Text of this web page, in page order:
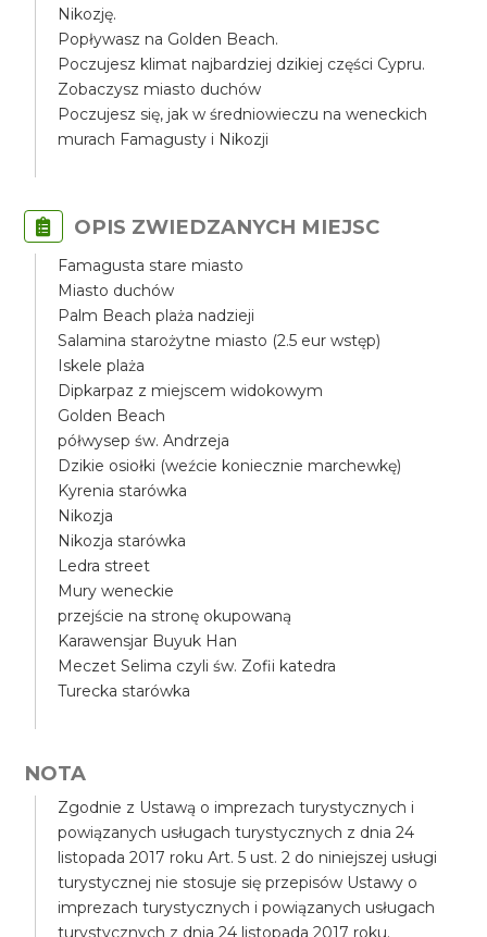
Nikozję.
Popływasz na Golden Beach.
Poczujesz klimat najbardziej dzikiej części Cypru.
Zobaczysz miasto duchów
Poczujesz się, jak w średniowieczu na weneckich
murach Famagusty i Nikozji
OPIS ZWIEDZANYCH MIEJSC
Famagusta stare miasto
Miasto duchów
Palm Beach plaża nadzieji
Salamina starożytne miasto (2.5 eur wstęp)
Iskele plaża
Dipkarpaz z miejscem widokowym
Golden Beach
półwysep św. Andrzeja
Dzikie osiołki (weźcie koniecznie marchewkę)
Kyrenia starówka
Nikozja
Nikozja starówka
Ledra street
Mury weneckie
przejście na stronę okupowaną
Karawensjar Buyuk Han
Meczet Selima czyli św. Zofii katedra
Turecka starówka
NOTA
Zgodnie z Ustawą o imprezach turystycznych i
powiązanych usługach turystycznych z dnia 24
listopada 2017 roku Art. 5 ust. 2 do niniejszej usługi
turystycznej nie stosuje się przepisów Ustawy o
imprezach turystycznych i powiązanych usługach
turystycznych z dnia 24 listopada 2017 roku.